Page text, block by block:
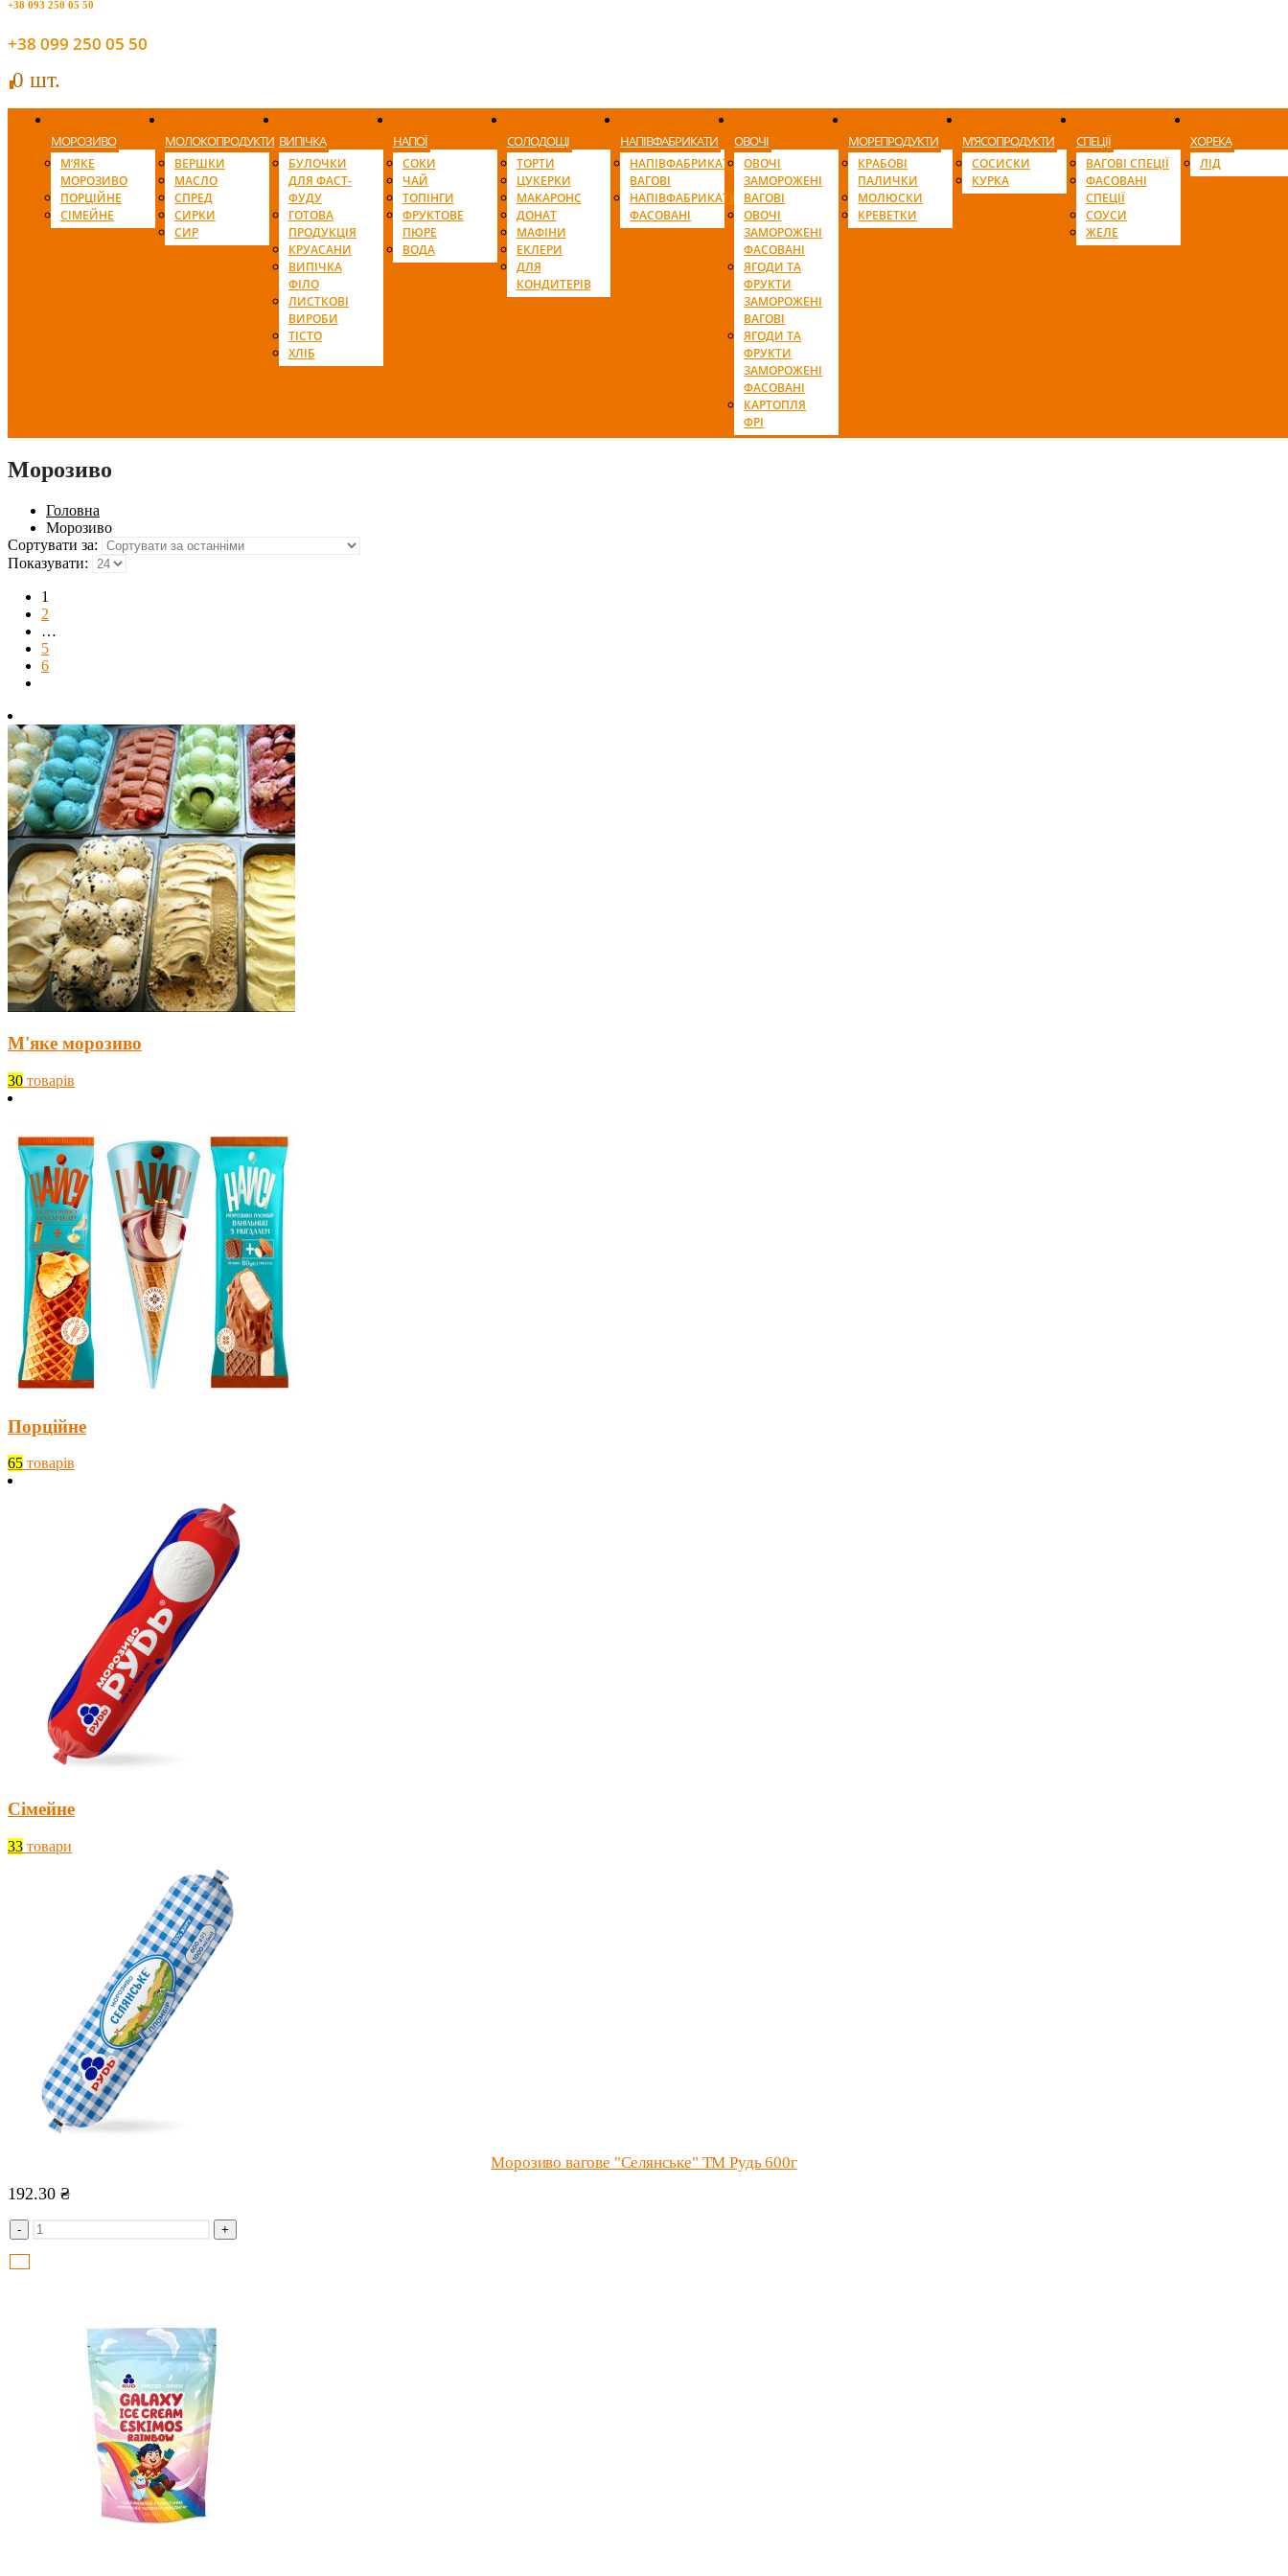
+38 093 250 05 50
+38 099 250 05 50
00 шт.
МОРОЗИВО
М’ЯКЕ
МОРОЗИВО
ПОРЦІЙНЕ
СІМЕЙНЕ
МОЛОКОПРОДУКТИ
ВЕРШКИ
МАСЛО
СПРЕД
СИРКИ
СИР
ВИПІЧКА
БУЛОЧКИ
ДЛЯ ФАСТ-
ФУДУ
ГОТОВА
ПРОДУКЦІЯ
КРУАСАНИ
ВИПІЧКА
ФІЛО
ЛИСТКОВІ
ВИРОБИ
ТІСТО
ХЛІБ
НАПОЇ
СОКИ
ЧАЙ
ТОПІНГИ
ФРУКТОВЕ
ПЮРЕ
ВОДА
СОЛОДОЩІ
ТОРТИ
ЦУКЕРКИ
МАКАРОНС
ДОНАТ
МАФІНИ
ЕКЛЕРИ
ДЛЯ
КОНДИТЕРІВ
НАПІВФАБРИКАТИ
НАПІВФАБРИКАТИ
ВАГОВІ
НАПІВФАБРИКАТИ
ФАСОВАНІ
ОВОЧІ
ОВОЧІ
ЗАМОРОЖЕНІ
ВАГОВІ
ОВОЧІ
ЗАМОРОЖЕНІ
ФАСОВАНІ
ЯГОДИ ТА
ФРУКТИ
ЗАМОРОЖЕНІ
ВАГОВІ
ЯГОДИ ТА
ФРУКТИ
ЗАМОРОЖЕНІ
ФАСОВАНІ
КАРТОПЛЯ
ФРІ
МОРЕПРОДУКТИ
КРАБОВІ
ПАЛИЧКИ
МОЛЮСКИ
КРЕВЕТКИ
М’ЯСОПРОДУКТИ
СОСИСКИ
КУРКА
СПЕЦІЇ
ВАГОВІ СПЕЦІЇ
ФАСОВАНІ
СПЕЦІЇ
СОУСИ
ЖЕЛЕ
ХОРЕКА
ЛІД
Морозиво
Головна
Морозиво
Сортувати за:
Показувати:
1
2
…
5
6
М'яке морозиво
30 товарів
Порційне
65 товарів
Сімейне
33 товари
Морозиво вагове "Селянське" ТМ Рудь 600г
192.30 ₴
- +